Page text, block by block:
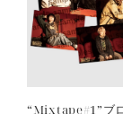
“Mixtape#1”ブ